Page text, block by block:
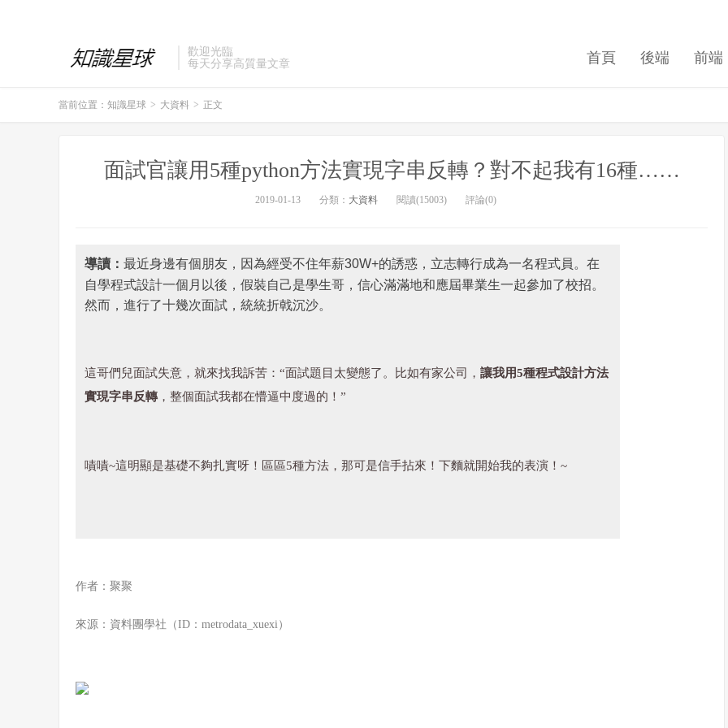
歡迎光臨
每天分享高質量文章
首頁 後端 前端
當前位置： 知識星球 > 大資料 > 正文
面試官讓用5種python方法實現字串反轉？對不起我有16種……
2019-01-13 分類： 大資料 閱讀(15003) 評論(0)
導讀： 最近身邊有個朋友，因為經受不住年薪30W+的誘惑，立志轉行成為一名程式員。在
自學程式設計一個月以後，假裝自己是學生哥，信心滿滿地和應屆畢業生一起參加了校招。
然而，進行了十幾次面試，統統折戟沉沙。
這哥們兒面試失意，就來找我訴苦：“面試題目太變態了。比如有家公司， 讓我用5種程式設計方法
實現字串反轉，整個面試我都在懵逼中度過的！”
嘖嘖~這明顯是基礎不夠扎實呀！區區5種方法，那可是信手拈來！下麵就開始我的表演！~
作者：聚聚
來源：資料團學社（ID：metrodata_xuexi）